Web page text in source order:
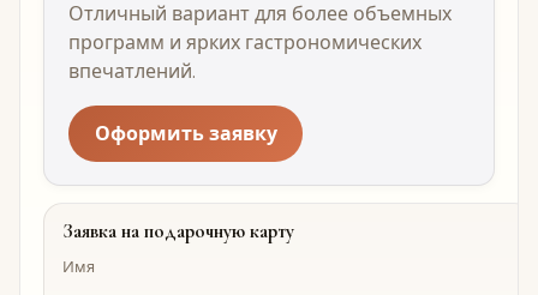
Отличный вариант для более объемных
программ и ярких гастрономических
впечатлений.
Оформить заявку
Заявка на подарочную карту
Имя